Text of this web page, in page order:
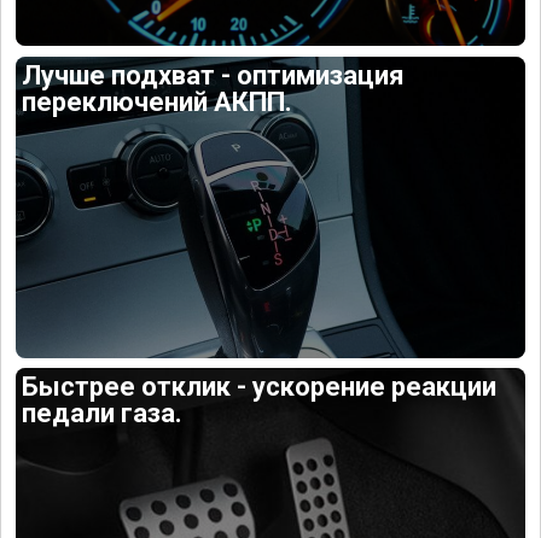
Лучше подхват - оптимизация
переключений АКПП.
Быстрее отклик - ускорение реакции
педали газа.